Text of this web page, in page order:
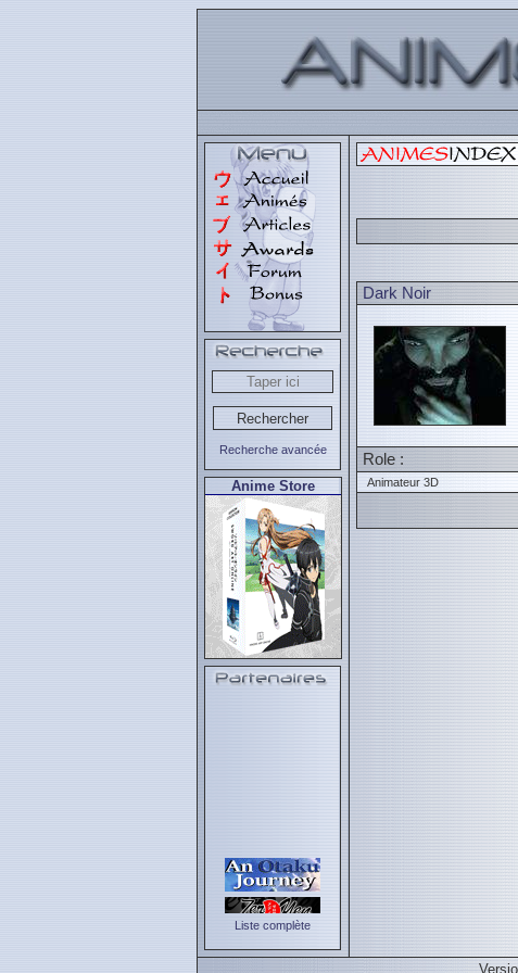
Recherche avancée
Anime Store
Liste complète
Dark Noir
Role :
Animateur 3D